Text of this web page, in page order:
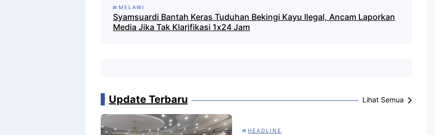
MELAWI
Syamsuardi Bantah Keras Tuduhan Bekingi Kayu Ilegal, Ancam Laporkan
Media Jika Tak Klarifikasi 1x24 Jam
Update Terbaru Lihat Semua
HEADLINE